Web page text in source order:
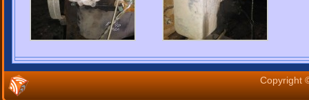
Copyright